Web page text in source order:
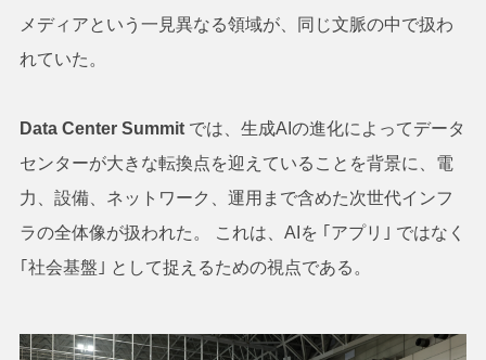
メディアという一見異なる領域が、同じ文脈の中で扱わ
れていた。
Data Center Summit では、生成AIの進化によってデータ
センターが大きな転換点を迎えていることを背景に、電
力、設備、ネットワーク、運用まで含めた次世代インフ
ラの全体像が扱われた。 これは、AIを ｢アプリ｣ ではなく
｢社会基盤｣ として捉えるための視点である。